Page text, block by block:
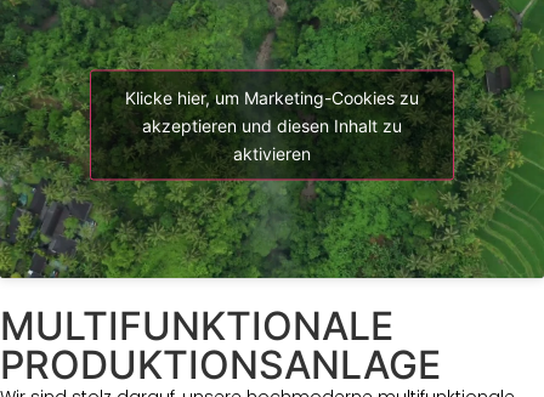
Klicke hier, um Marketing-Cookies zu
akzeptieren und diesen Inhalt zu
aktivieren
MULTIFUNKTIONALE
PRODUKTIONSANLAGE